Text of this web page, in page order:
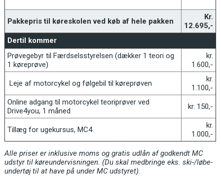
Pakkepris til køreskolen ved køb af hele pakken
Kr.
12.695,-
Dertil kommer
Prøvegebyr til Færdselsstyrelsen (dækker 1 teori og
1 køreprøve)
kr.
1.600,-
Leje af motorcykel og følgebil til køreprøven
kr.
1.100,-
Online adgang til motorcykel teoriprøver ved
Drive4you, 1 måned
kr. 150,-
Tillæg for ugekursus, MC4
kr.
1.000,-
Alle priser er inklusive moms og gratis udlån af godkendt MC
udstyr til køreundervisningen. (Du skal medbringe eks. ski-/løbe-
undertøj til at have på under MC udstyret).